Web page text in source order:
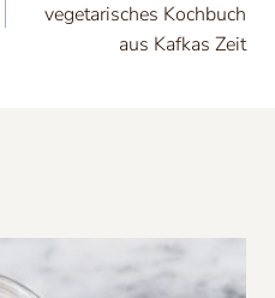
vegetarisches Kochbuch
aus Kafkas Zeit